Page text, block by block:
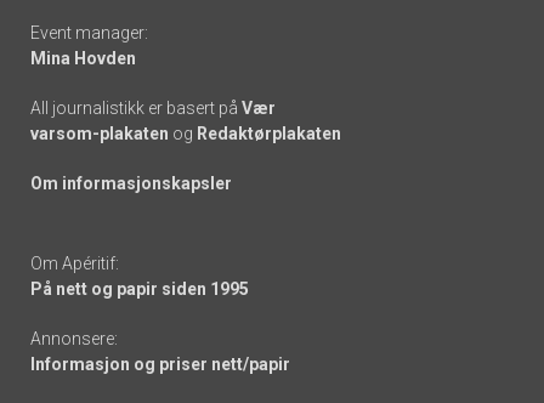
Event manager:
Mina Hovden
All journalistikk er basert på Vær
varsom-plakaten og Redaktørplakaten
Om informasjonskapsler
Om Apéritif:
På nett og papir siden 1995
Annonsere:
Informasjon og priser nett/papir